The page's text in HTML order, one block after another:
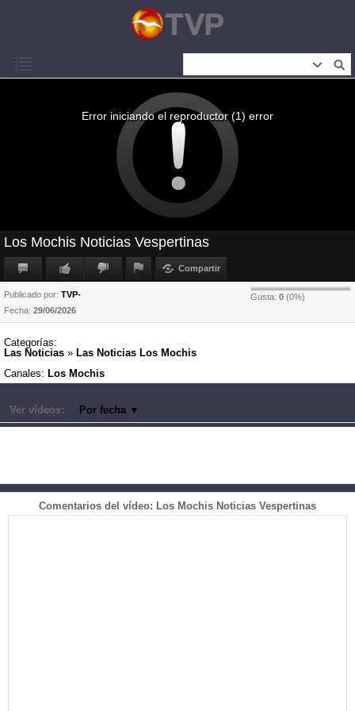
Error iniciando el reproductor (1) error
Los Mochis Noticias Vespertinas
Compartir
Gusta: 0 (0%)
Publicado por: TVP-
Fecha: 29/06/2026
Categorías:
Las Noticias » Las Noticias Los Mochis
Canales: Los Mochis
Ver vídeos: Por fecha ▼
Comentarios del vídeo: Los Mochis Noticias Vespertinas